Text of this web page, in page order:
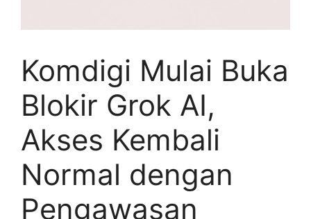
Komdigi Mulai Buka
Blokir Grok AI,
Akses Kembali
Normal dengan
Pengawasan